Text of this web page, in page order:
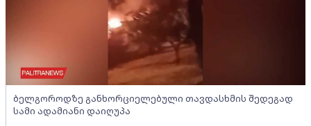
ბელგოროდზე განხორციელებული თავდასხმის შედეგად
სამი ადამიანი დაიღუპა